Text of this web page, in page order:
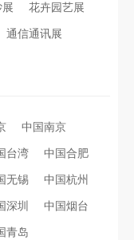
花卉园艺展
通信通讯展
中国南京
台湾 中国合肥
无锡 中国杭州
深圳 中国烟台
青岛